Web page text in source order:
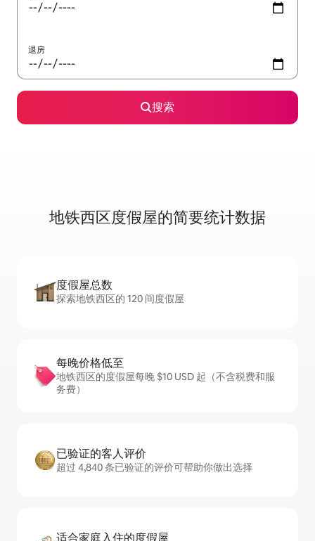
退房
搜索
地铁西区度假屋的简要统计数据
度假屋总数
探索地铁西区的 120 间度假屋
每晚价格低至
地铁西区的度假屋每晚 $10 USD 起（不含税费和服
务费）
已验证的客人评价
超过 4,840 条已验证的评价可帮助你做出选择
适合家庭入住的度假屋